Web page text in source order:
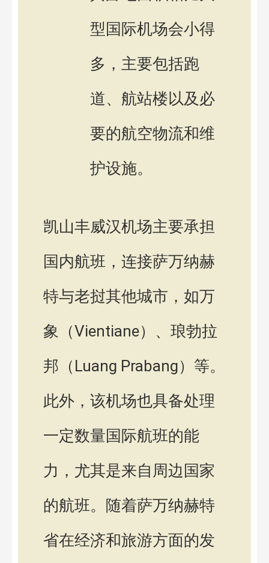
型国际机场会小得
多，主要包括跑
道、航站楼以及必
要的航空物流和维
护设施。
凯山丰威汉机场主要承担
国内航班，连接萨万纳赫
特与老挝其他城市，如万
象（Vientiane）、琅勃拉
邦（Luang Prabang）等。
此外，该机场也具备处理
一定数量国际航班的能
力，尤其是来自周边国家
的航班。随着萨万纳赫特
省在经济和旅游方面的发